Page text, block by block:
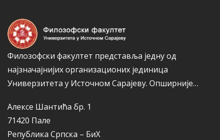
Филозофски факултет представља једну од
најзначајнијих организационих јединица
Универзитета у Источном Сарајеву. Опширније…
Алексе Шантића бр. 1
71420 Пале
Република Српска – БиХ